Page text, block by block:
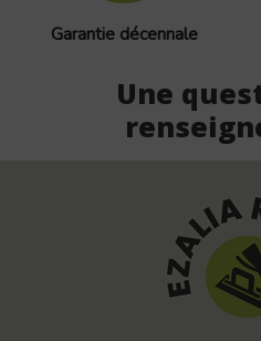
Garantie décennale
Une